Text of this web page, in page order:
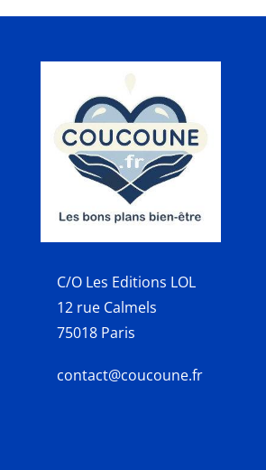
C/O Les Editions LOL
12 rue Calmels
75018 Paris
contact@coucoune.fr